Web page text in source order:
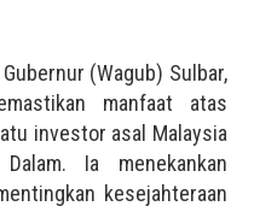
(Wagub) Sulbar,
manfaat atas
investor asal Malaysia
Ia menekankan
kesejahteraan